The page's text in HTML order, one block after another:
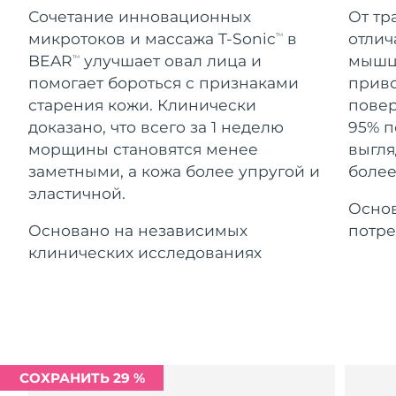
Сочетание инновационных
микротоков и массажа T-SonicTM
в
BEARTM
улучшает овал лица и
помогает бороться с признаками
старения кожи. Клинически
доказано, что всего за 1 неделю
морщины становятся менее
заметными, а кожа более упругой и
эластичной.
Основано на независимых
клинических исследованиях
От
95%
СОХРАНИТЬ 29 %
18% PAP
Косметика Для мужчин
Купить
ПОДРОБНЕЕ
Гибралтар
Ожидаемая дата доставки
8/16/26
Греция
Ожидаемая дата доставки
8/12/26
Гонконг (САР)
8/13/26
Венгрия
Ожидаемая дата доставки
Исландия
8/13/26
о-в Мэн